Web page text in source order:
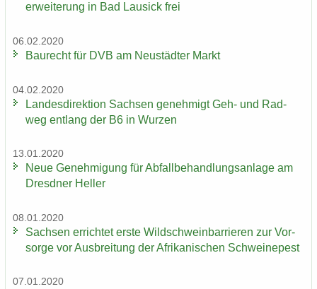
erwei­te­rung in Bad Lau­sick frei
06.02.2020
Bau­recht für DVB am Neu­städ­ter Markt
04.02.2020
Lan­des­di­rek­ti­on Sach­sen ge­neh­migt Geh- und Rad­
weg ent­lang der B6 in Wur­zen
13.01.2020
Neue Ge­neh­mi­gung für Ab­fall­be­hand­lungs­an­la­ge am
Dresd­ner Hel­ler
08.01.2020
Sach­sen er­rich­tet erste Wild­schwein­bar­rie­ren zur Vor­
sor­ge vor Aus­brei­tung der Afri­ka­ni­schen Schwei­ne­pest
07.01.2020